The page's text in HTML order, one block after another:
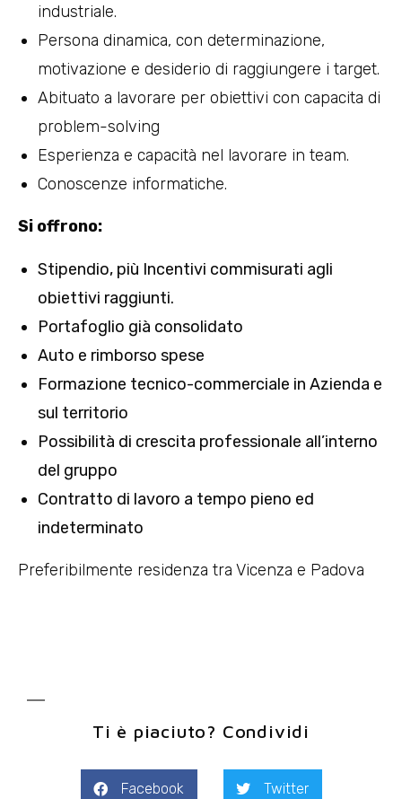
industriale.
Persona dinamica, con determinazione,
motivazione e desiderio di raggiungere i target.
Abituato a lavorare per obiettivi con capacita di
problem-solving
Esperienza e capacità nel lavorare in team.
Conoscenze informatiche.
Si offrono:
Stipendio, più Incentivi commisurati agli
obiettivi raggiunti.
Portafoglio già consolidato
Auto e rimborso spese
Formazione tecnico-commerciale in Azienda e
sul territorio
Possibilità di crescita professionale all’interno
del gruppo
Contratto di lavoro a tempo pieno ed
indeterminato
Preferibilmente residenza tra Vicenza e Padova
Ti è piaciuto? Condividi
Facebook Twitter